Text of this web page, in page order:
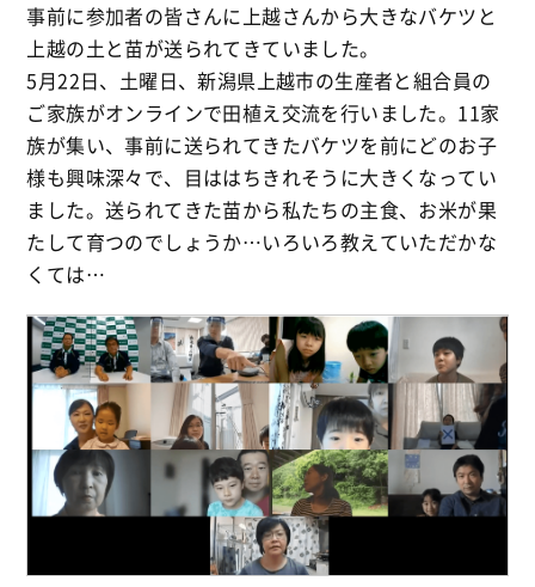
事前に参加者の皆さんに上越さんから大きなバケツと
上越の土と苗が送られてきていました。
5月22日、土曜日、新潟県上越市の生産者と組合員の
ご家族がオンラインで田植え交流を行いました。11家
族が集い、事前に送られてきたバケツを前にどのお子
様も興味深々で、目ははちきれそうに大きくなってい
ました。送られてきた苗から私たちの主食、お米が果
たして育つのでしょうか…いろいろ教えていただかな
くては…